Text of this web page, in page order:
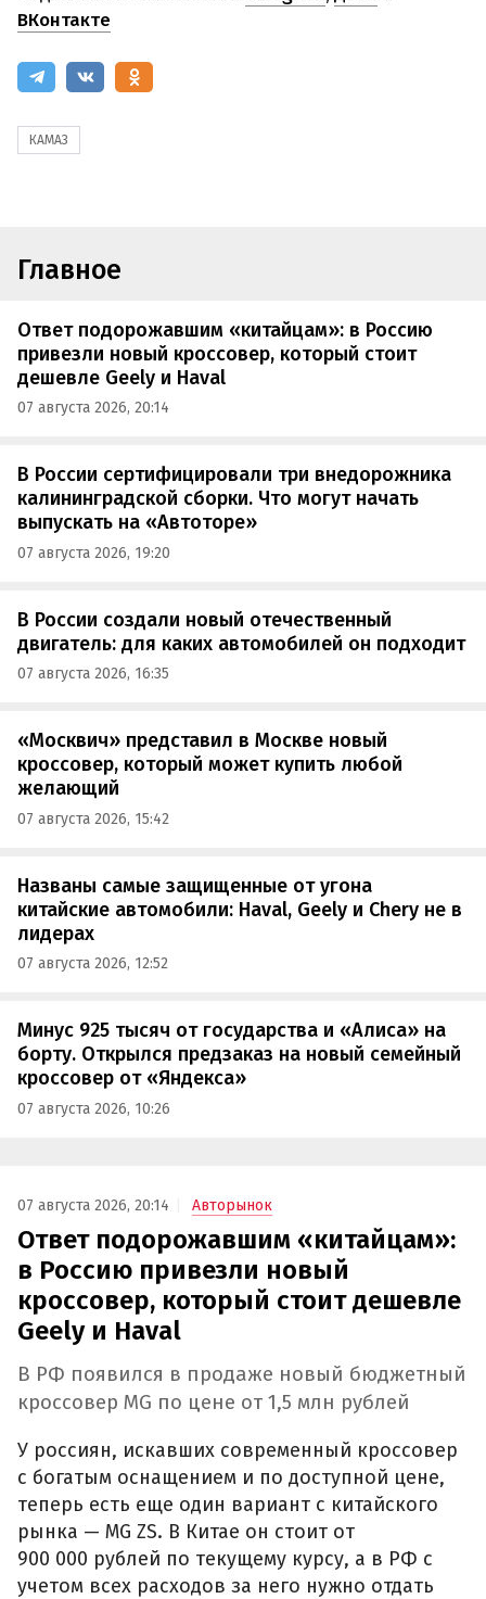
ВКонтакте
КАМАЗ
Главное
Ответ подорожавшим «китайцам»: в Россию
привезли новый кроссовер, который стоит
дешевле Geely и Haval
07 августа 2026, 20:14
В России сертифицировали три внедорожника
калининградской сборки. Что могут начать
выпускать на «Автоторе»
07 августа 2026, 19:20
В России создали новый отечественный
двигатель: для каких автомобилей он подходит
07 августа 2026, 16:35
«Москвич» представил в Москве новый
кроссовер, который может купить любой
желающий
07 августа 2026, 15:42
Названы самые защищенные от угона
китайские автомобили: Haval, Geely и Chery не в
лидерах
07 августа 2026, 12:52
Минус 925 тысяч от государства и «Алиса» на
борту. Открылся предзаказ на новый семейный
кроссовер от «Яндекса»
07 августа 2026, 10:26
07 августа 2026, 20:14 Авторынок
Ответ подорожавшим «китайцам»:
в Россию привезли новый
кроссовер, который стоит дешевле
Geely и Haval
В РФ появился в продаже новый бюджетный
кроссовер MG по цене от 1,5 млн рублей
У россиян, искавших современный кроссовер
с богатым оснащением и по доступной цене,
теперь есть еще один вариант с китайского
рынка — MG ZS. В Китае он стоит от
900 000 рублей по текущему курсу, а в РФ с
учетом всех расходов за него нужно отдать